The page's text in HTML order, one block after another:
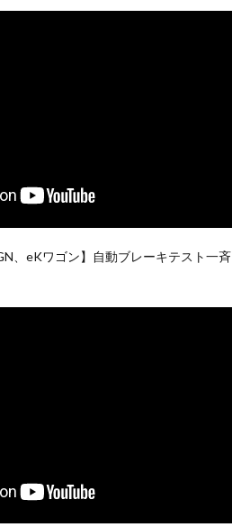
、eKワゴン】自動ブレーキテスト一斉